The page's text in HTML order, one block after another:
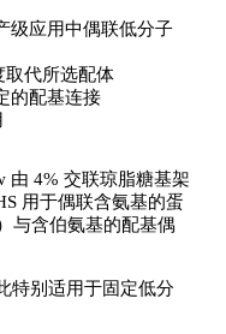
级应用中偶联低分子
取代所选配体
的配基连接
由 4% 交联琼脂糖基架
用于偶联含氨基的蛋
与含伯氨基的配基偶
特别适用于固定低分